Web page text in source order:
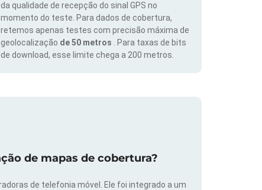
da qualidade de recepção do sinal GPS no
momento do teste. Para dados de cobertura,
retemos apenas testes com precisão máxima de
geolocalização de 50 metros
. Para taxas de bits
de download, esse limite chega a 200 metros.
de mapas de cobertura?
de telefonia móvel. Ele foi integrado a um